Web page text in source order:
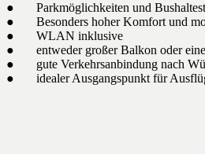
● Parkmöglichkeiten und
● Besonders hoher Komfort und
● WLAN inklusive
● entweder großer Balkon oder eine
● gute Verkehrsanbindung nach
● idealer Ausgangspunkt für